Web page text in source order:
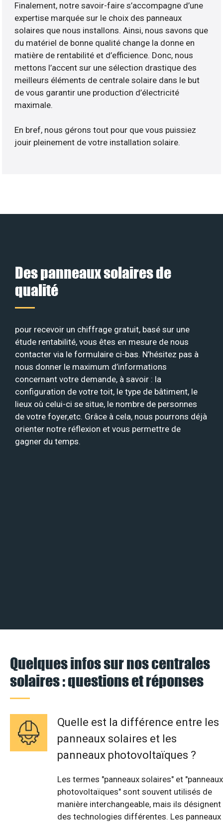
Finalement, notre savoir-faire s’accompagne d’une
expertise marquée sur le choix des panneaux
solaires que nous installons. Ainsi, nous savons que
du matériel de bonne qualité change la donne en
matière de rentabilité et d’efficience. Donc, nous
mettons l’accent sur une sélection drastique des
meilleurs éléments de centrale solaire dans le but
de vous garantir une production d’électricité
maximale.
En bref, nous gérons tout pour que vous puissiez
jouir pleinement de votre installation solaire.
Des panneaux solaires de
qualité
pour recevoir un chiffrage gratuit, basé sur une
étude rentabilité, vous êtes en mesure de nous
contacter via le formulaire ci-bas. N’hésitez pas à
nous donner le maximum d’informations
concernant votre demande, à savoir : la
configuration de votre toit, le type de bâtiment, le
lieux où celui-ci se situe, le nombre de personnes
de votre foyer,etc. Grâce à cela, nous pourrons déjà
orienter notre réflexion et vous permettre de
gagner du temps.
Quelques infos sur nos centrales
solaires : questions et réponses
Quelle est la différence entre les
panneaux solaires et les
panneaux photovoltaïques ?
Les termes "panneaux solaires" et "panneaux
photovoltaïques" sont souvent utilisés de
manière interchangeable, mais ils désignent
des technologies différentes. Les panneaux